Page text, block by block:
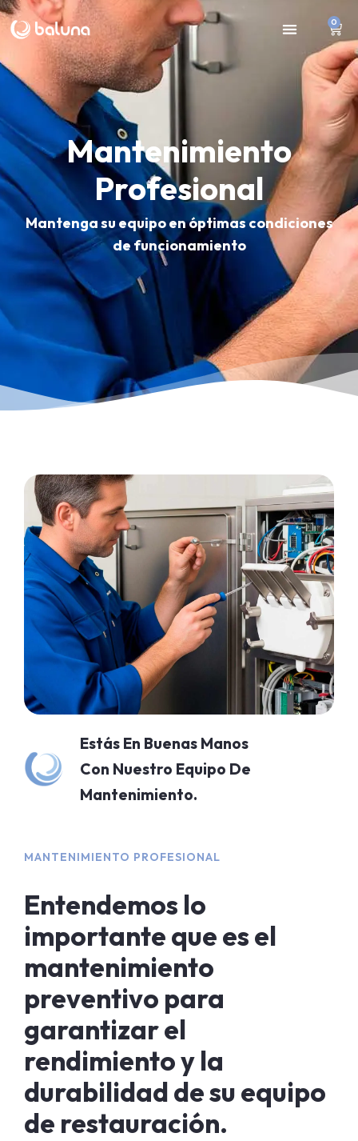
0
Mantenimiento
Profesional
Mantenga su equipo en óptimas condiciones
de funcionamiento
Estás En Buenas Manos
Con Nuestro Equipo De
Mantenimiento.
MANTENIMIENTO PROFESIONAL
Entendemos lo
importante que es el
mantenimiento
preventivo para
garantizar el
rendimiento y la
durabilidad de su equipo
de restauración.